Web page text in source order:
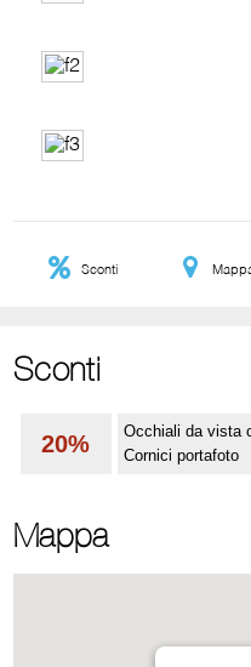
Sconti
Sconti
20%
Occhiali da vista
Cornici portafoto
Mappa